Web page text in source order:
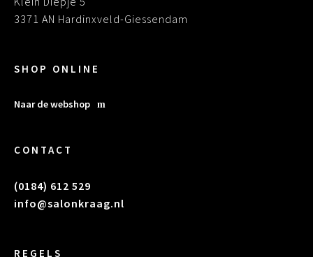
3371 AN Hardinxveld-Giessendam
SHOP ONLINE
Naar de webshop
CONTACT
(0184) 612 529
info@salonkraag.nl
REGELS